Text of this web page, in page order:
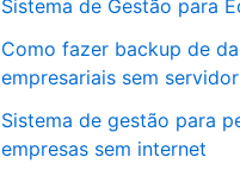
Sistema de Gestão para
Como fazer backup de
empresariais sem servidor
Sistema de gestão para
empresas sem internet